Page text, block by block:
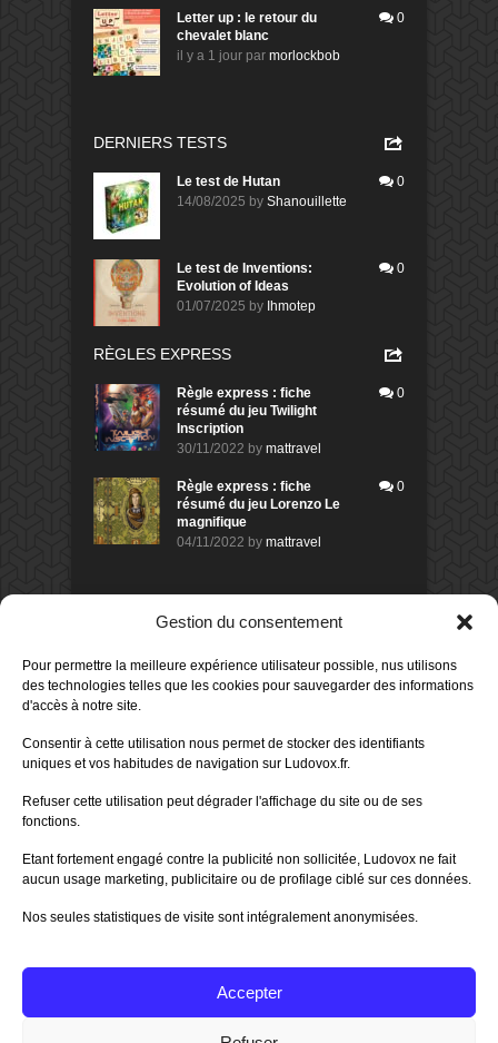
Gestion du consentement
Pour permettre la meilleure expérience utilisateur possible, nus utilisons
des technologies telles que les cookies pour sauvegarder des informations
d'accès à notre site.
Consentir à cette utilisation nous permet de stocker des identifiants
uniques et vos habitudes de navigation sur Ludovox.fr.
Refuser cette utilisation peut dégrader l'affichage du site ou de ses
fonctions.
Etant fortement engagé contre la publicité non sollicitée, Ludovox ne fait
aucun usage marketing, publicitaire ou de profilage ciblé sur ces données.
Nos seules statistiques de visite sont intégralement anonymisées.
Accepter
Letter up : le retour du
chevalet blanc
il y a 1 jour par morlockbob
0
DERNIERS TESTS
Le test de Hutan
14/08/2025 by Shanouillette
0
Le test de Inventions:
Evolution of Ideas
01/07/2025 by Ihmotep
0
RÈGLES EXPRESS
Règle express : fiche
résumé du jeu Twilight
Inscription
30/11/2022 by mattravel
0
Règle express : fiche
résumé du jeu Lorenzo Le
magnifique
04/11/2022 by mattravel
0
DERNIERS AVIS DES MEMBRES
Avis de morlockbob
Sur le jeu Collect!
il y a 5 heures
Avis demorlockbob
Sur le jeu Detective Box - Ciao
Publié leil y a 1 jour
80%
Sur le jeu Detective Box - Ciao
Bella